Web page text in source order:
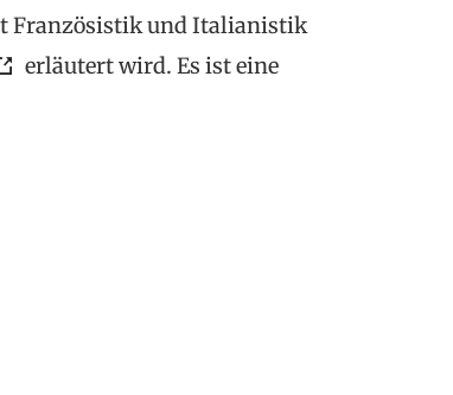
Französistik und Italianistik
erläutert wird. Es ist eine